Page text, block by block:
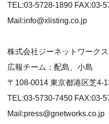
TEL:03-5728-1890 FAX:03-
Mail:info@xlisting.co.jp
株式会社ジーネットワークス
広報チーム：配島、小島
〒108-0014 東京都港区芝4-
TEL:03-5730-7450 FAX:03-
Mail:press@gnetworks.co.jp